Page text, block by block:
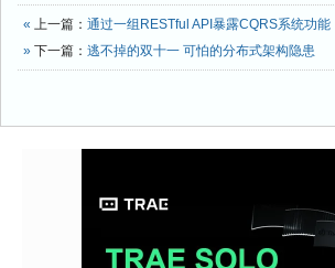
« 上一篇： 通过一组RESTful API暴露CQRS系统功能
» 下一篇： 逃不掉的双十一 可怕的分布式架构隐患